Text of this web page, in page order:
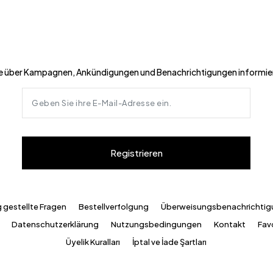
über Kampagnen, Ankündigungen und Benachrichtigungen
Registrieren
gestellte Fragen Bestellverfolgung
Datenschutzerklärung Nutzungsbedingungen Kontakt
Üyelik Kuralları
İptal ve İade Şartları